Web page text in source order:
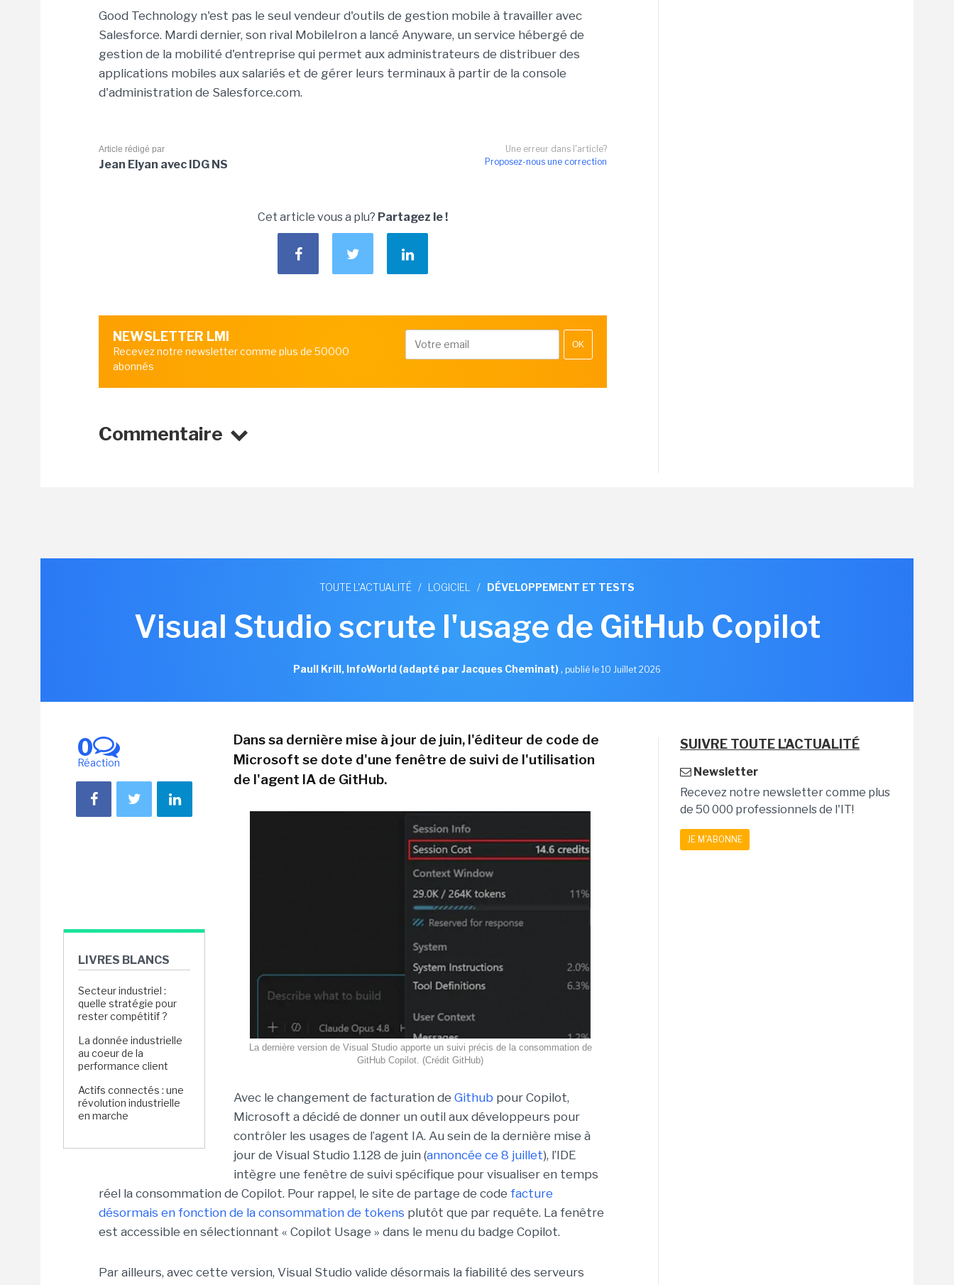
Good Technology n'est pas le seul vendeur d'outils de gestion mobile à travailler avec
Salesforce. Mardi dernier, son rival MobileIron a lancé Anyware, un service hébergé de
gestion de la mobilité d'entreprise qui permet aux administrateurs de distribuer des
applications mobiles aux salariés et de gérer leurs terminaux à partir de la console
d'administration de Salesforce.com.
Une erreur dans l'article?
Proposez-nous une correction
Article rédigé par
Jean Elyan avec IDG NS
Cet article vous a plu? Partagez le !
NEWSLETTER LMI
Recevez notre newsletter comme plus de 50000
abonnés
OK
Commentaire
TOUTE L'ACTUALITÉ / LOGICIEL / DÉVELOPPEMENT ET TESTS
Visual Studio scrute l'usage de GitHub Copilot
Paull Krill, InfoWorld (adapté par Jacques Cheminat), publié le 10 Juillet 2026
0
Réaction
LIVRES BLANCS
Secteur industriel :
quelle stratégie pour
rester compétitif ?
La donnée industrielle
au coeur de la
performance client
Actifs connectés : une
révolution industrielle
en marche
Dans sa dernière mise à jour de juin, l'éditeur de code de
Microsoft se dote d'une fenêtre de suivi de l'utilisation
de l'agent IA de GitHub.
La dernière version de Visual Studio apporte un suivi précis de la consommation de
GitHub Copilot. (Crédit GitHub)
Avec le changement de facturation de Github pour Copilot,
Microsoft a décidé de donner un outil aux développeurs pour
contrôler les usages de l’agent IA. Au sein de la dernière mise à
jour de Visual Studio 1.128 de juin (annoncée ce 8 juillet), l’IDE
intègre une fenêtre de suivi spécifique pour visualiser en temps
réel la consommation de Copilot. Pour rappel, le site de partage de code facture
désormais en fonction de la consommation de tokens plutôt que par requête. La fenêtre
est accessible en sélectionnant « Copilot Usage » dans le menu du badge Copilot.
Par ailleurs, avec cette version, Visual Studio valide désormais la fiabilité des serveurs
SUIVRE TOUTE L'ACTUALITÉ
Newsletter
Recevez notre newsletter comme plus
de 50 000 professionnels de l'IT!
JE M'ABONNE